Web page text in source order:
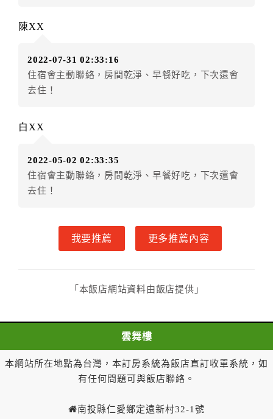
還。
※上述定金退款均須扣除銀行匯款手續費100元。
此取消訂房乃依據行政院消費者保護委員會民宿個別旅
二、住宿憑證開立說明
場索取。
三、隱私權條款
本官網提供簡單又安全的交易環境，在進行訂購前，需
除非事先取得同意，否則依法不會將資料提供給第三人
或移作其他目的使用。
其監護人閱讀、了解並同意所有契約內容與規則，方可
．未滿18歲之使用者無法單獨住宿，一經查獲可拒絕入
住，訂金恕不退還，請於入住前確認入住者之一需年滿
五、延期保留訂單注意事項
陳XX
2022-07-31 02:33:16
住宿會主動聯絡，房間乾淨、早餐好吃，下次還會
去住！
白XX
2022-05-02 02:33:35
住宿會主動聯絡，房間乾淨、早餐好吃，下次還會
去住！
我要推薦 更多推薦內容
「本飯店網站資料由飯店提供」
雲舞樓
本網站所在地點為台灣，本訂房系統為飯店直訂收單系統，如
有任何問題可與飯店聯絡。
南投縣仁愛鄉定遠新村32-1號